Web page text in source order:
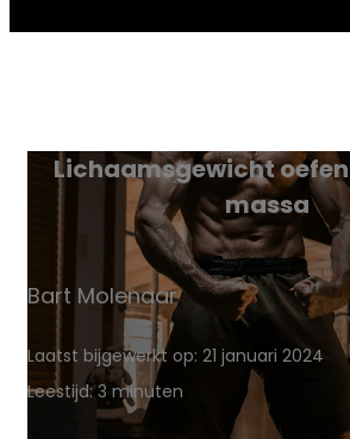
Lichaamsgewicht
massa
Bart Molenaar
Laatst bijgewerkt op: 21 januari 2024
Leestijd: 3 minuten